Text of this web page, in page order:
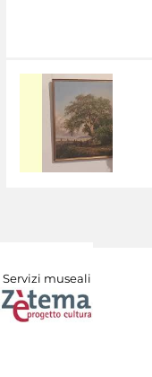
Servizi museali